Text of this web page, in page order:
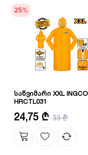
25%
საწვიმარი XXL INGCO
HRCTL031
ზომა: XXL
სიგრძე: 120 სმ
24,75 ₾ 33 ₾